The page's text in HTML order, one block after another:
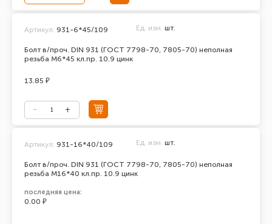
Болт в/проч. DIN 931 (ГОСТ 7798-70, 7805-70) неполная
резьба М6*45 кл.пр. 10.9 цинк
Артикул: 931-6*45/109 Ед. изм. шт.
13.85 ₽
Болт в/проч. DIN 931 (ГОСТ 7798-70, 7805-70) неполная
резьба М16*40 кл.пр. 10.9 цинк
Артикул: 931-16*40/109 Ед. изм. шт.
последняя цена:
0.00 ₽